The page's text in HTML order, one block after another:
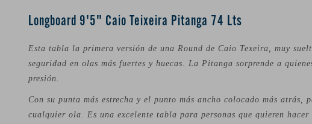
Longboard 9'5" Caio Teixeira Pitanga 74 Lts
Esta tabla la primera versión de una Round de Caio Texeira, muy
seguridad en olas más fuertes y huecas. La Pitanga sorprende a
presión.
Con su punta más estrecha y el punto más ancho colocado más atrás,
cualquier ola. Es una excelente tabla para personas que quieren